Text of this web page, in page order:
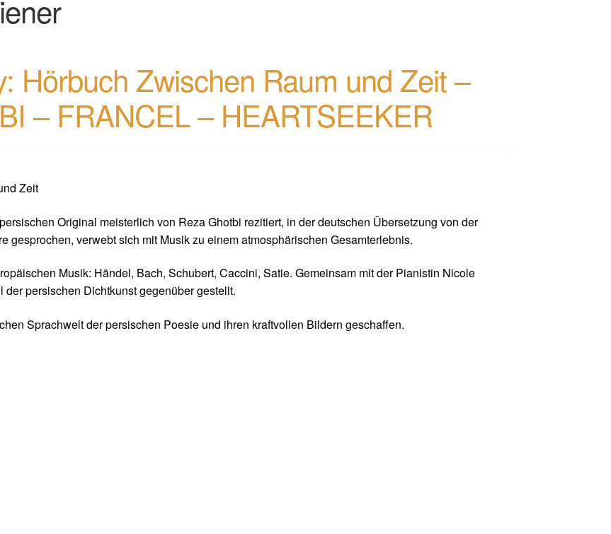
Hörbuch Zwischen Raum und Zeit –
– FRANCEL – HEARTSEEKER
Zeit
Original meisterlich von Reza Ghotbi rezitiert, in der deutschen Übersetzung von der
gesprochen, verwebt sich mit Musik zu einem atmosphärischen Gesamterlebnis.
Musik: Händel, Bach, Schubert, Caccini, Satie. Gemeinsam mit der Pianistin Nicole
persischen Dichtkunst gegenüber gestellt.
Sprachwelt der persischen Poesie und ihren kraftvollen Bildern geschaffen.